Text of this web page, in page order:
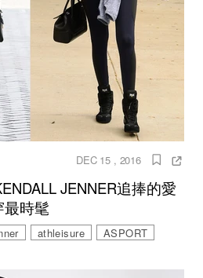
DEC 15 , 2016
JENNER追捧的愛
時髦
athleisure ASPORT